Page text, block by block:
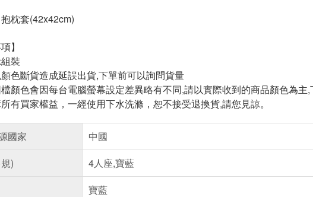
枕套(42x42cm)
】
裝
色斷貨造成延誤出貨,下單前可以詢問貨量
顏色會因每台電腦螢幕設定差異略有不同,請以實際收到的商品顏色為主
有買家權益，一經使用下水洗滌，恕不接受退換貨,請您見諒。
國家
中國
)
4人座,寶藍
寶藍